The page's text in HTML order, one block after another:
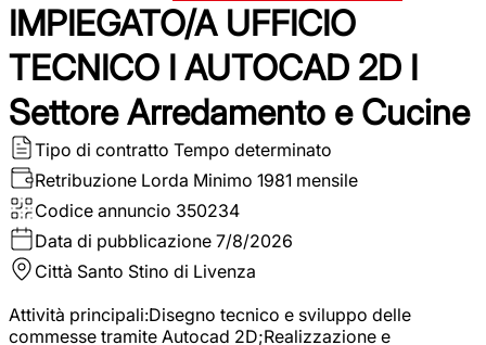
IMPIEGATO/A UFFICIO
TECNICO I AUTOCAD 2D I
Settore Arredamento e Cucine
Tipo di contratto Tempo determinato
Retribuzione Lorda Minimo 1981 mensile
Codice annuncio 350234
Data di pubblicazione 7/8/2026
Città Santo Stino di Livenza
Attività principali:Disegno tecnico e sviluppo delle
commesse tramite Autocad 2D;Realizzazione e